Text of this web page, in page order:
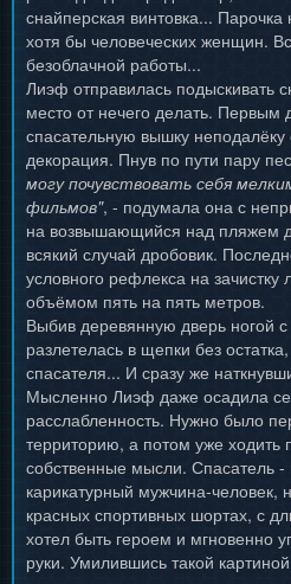
снайперская винтовка...
хотя бы человеческих женщин.
безоблачной работы...
Лиэф отправилась подыскивать
место от нечего делать.
спасательную вышку
декорация. Пнув по пути пару
могу почувствовать себя
фильмов", - подумала она с
на возвышающийся над пляжем
всякий случай дробовик.
условного рефлекса на
объёмом пять на пять метров.
Выбив деревянную дверь ногой
разлетелась в щепки без
спасателя... И сразу же
Мысленно Лиэф даже осадила
расслабленность. Нужно было
территорию, а потом уже ходить
собственные мысли. Спасатель
карикатурный мужчина-
красных спортивных шортах, с
хотел быть героем и мгновенно
руки. Умилившись такой